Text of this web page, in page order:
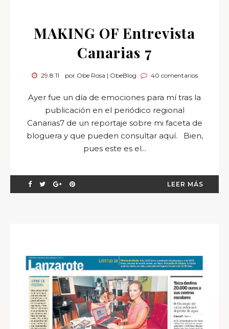
MAKING OF Entrevista
Canarias 7
29.8.11 por Obe Rosa | ObeBlog 40 comentarios
Ayer fue un día de emociones para mí tras la
publicación en el periódico regional
Canarias7 de un reportaje sobre mi faceta de
bloguera y que pueden consultar aquí. Bien,
pues este es el...
LEER MÁS